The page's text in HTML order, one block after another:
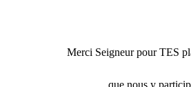
Merci Seigneur pour TES
que nous y